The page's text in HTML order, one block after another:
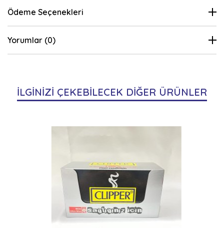
Ödeme Seçenekleri
Yorumlar (0)
İLGİNİZİ ÇEKEBİLECEK DİĞER ÜRÜNLER